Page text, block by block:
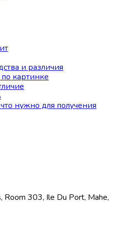
и различия
картинке
нужно для получения
Room 303, Ile Du Port, Mahe,